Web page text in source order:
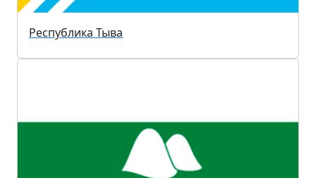
Республика Тыва